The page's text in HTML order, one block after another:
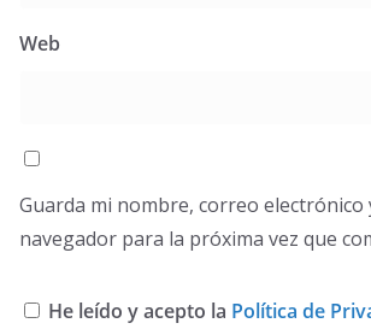
Web
Guarda mi nombre, correo electrónico
navegador para la próxima vez que
He leído y acepto la Política de